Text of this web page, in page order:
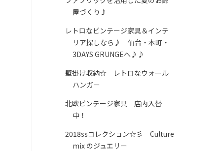
屋づくり♪
レトロなビンテージ家具＆インテ
リア探しなら♪ 仙台・本町・
3DAYS GRUNGEへ♪♪
壁掛け収納☆ レトロなウォール
ハンガー
北欧ビンテージ家具 店内入替
中！
2018ssコレクション☆彡 Culture
mix のジュエリー